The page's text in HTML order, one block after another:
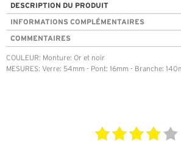
DESCRIPTION DU PRODUIT
INFORMATIONS COMPLÉMENTAIRES
COMMENTAIRES
COULEUR: Monture: Or et noir
MESURES: Verre: 54mm - Pont: 16mm - Branche: